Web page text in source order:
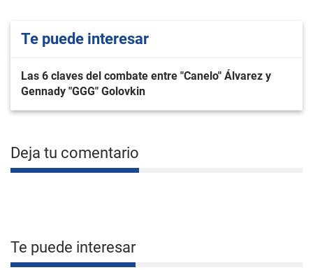
Te puede interesar
Las 6 claves del combate entre "Canelo" Álvarez y
Gennady "GGG" Golovkin
Deja tu comentario
Te puede interesar